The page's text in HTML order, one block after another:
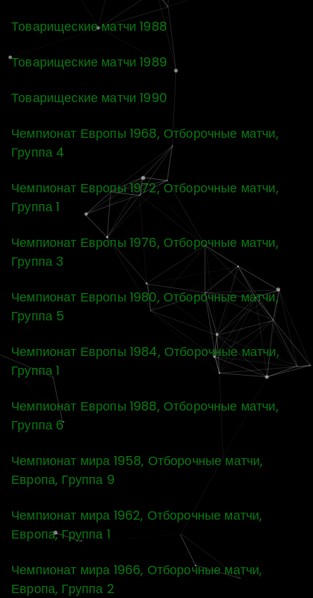
Товарищеские матчи 1988
Товарищеские матчи 1989
Товарищеские матчи 1990
Чемпионат Европы 1968, Отборочные матчи,
Группа 4
Чемпионат Европы 1972, Отборочные матчи,
Группа 1
Чемпионат Европы 1976, Отборочные матчи,
Группа 3
Чемпионат Европы 1980, Отборочные матчи,
Группа 5
Чемпионат Европы 1984, Отборочные матчи,
Группа 1
Чемпионат Европы 1988, Отборочные матчи,
Группа 6
Чемпионат мира 1958, Отборочные матчи,
Европа, Группа 9
Чемпионат мира 1962, Отборочные матчи,
Европа, Группа 1
Чемпионат мира 1966, Отборочные матчи,
Европа, Группа 2